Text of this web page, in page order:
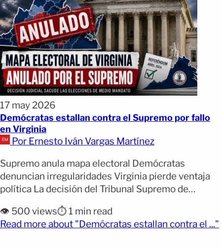
17 may 2026
Demócratas estallan contra el Supremo por fallo
en Virginia
Por Ernesto Iván Vargas Martínez
Supremo anula mapa electoral Demócratas
denuncian irregularidades Virginia pierde ventaja
política La decisión del Tribunal Supremo de
Virginia desató fuertes críticas entre líderes
demócratas este sábado. El rediseño había sido
👁️ 500 views⏱️ 1 min read
Read more about "Demócratas estallan contra el ..."